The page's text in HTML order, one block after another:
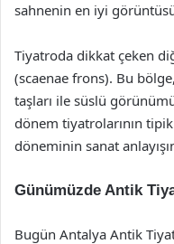
sahnenin en iyi
Tiyatroda dikkat çeken
(scaenae frons). Bu
taşları ile süslü
dönem tiyatrolarının
döneminin sanat
Günümüzde Antik
Bugün Antalya Antik